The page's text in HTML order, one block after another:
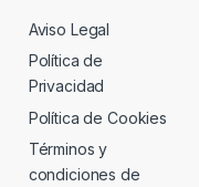
Aviso Legal
Política de
Privacidad
Política de Cookies
Términos y
condiciones de